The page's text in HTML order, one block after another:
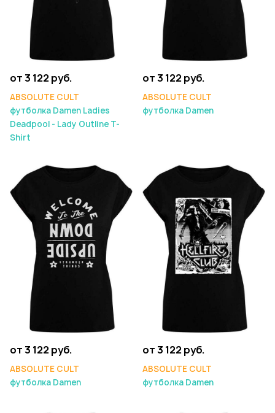
от 3 122 руб.
ABSOLUTE CULT
футболка Damen Ladies
Deadpool - Lady Outline T-
Shirt
от 3 122 руб.
ABSOLUTE CULT
футболка Damen
от 3 122 руб.
ABSOLUTE CULT
футболка Damen
от 3 122 руб.
ABSOLUTE CULT
футболка Damen